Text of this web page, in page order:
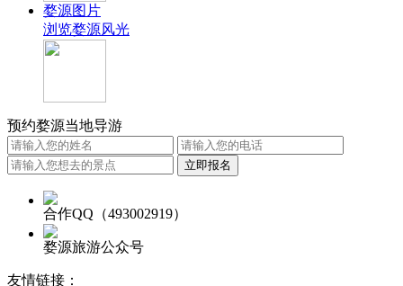
婺源图片
浏览婺源风光
预约婺源当地导游
合作QQ（493002919）
婺源旅游公众号
友情链接：